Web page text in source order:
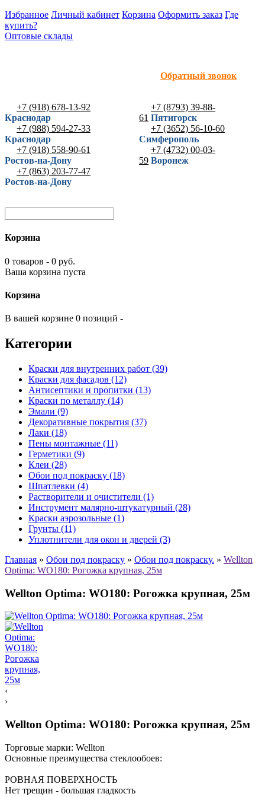
Избранное Личный кабинет Корзина Оформить заказ Где
купить?
Оптовые склады
Обратный звонок
+7 (918) 678-13-92
Краснодар
+7 (988) 594-27-33
Краснодар
+7 (918) 558-90-61
Ростов-на-Дону
+7 (863) 203-77-47
Ростов-на-Дону
+7 (8793) 39-88-
61 Пятигорск
+7 (3652) 56-10-60
Симферополь
+7 (4732) 00-03-
59 Воронеж
Корзина
0 товаров - 0 руб.
Ваша корзина пуста
Корзина
В вашей корзине 0 позиций -
Категории
Краски для внутренних работ (39)
Краски для фасадов (12)
Антисептики и пропитки (13)
Краски по металлу (14)
Эмали (9)
Декоративные покрытия (37)
Лаки (18)
Пены монтажные (11)
Герметики (9)
Клеи (28)
Обои под покраску (18)
Шпатлевки (4)
Растворители и очистители (1)
Инструмент малярно-штукатурный (28)
Краски аэрозольные (1)
Грунты (11)
Уплотнители для окон и дверей (3)
Главная » Обои под покраску » Обои под покраску. » Wellton
Optima: WO180: Рогожка крупная, 25м
Wellton Optima: WO180: Рогожка крупная, 25м
‹
›
Wellton Optima: WO180: Рогожка крупная, 25м
Торговые марки: Wellton
Основные преимущества стеклообоев:
РОВНАЯ ПОВЕРХНОСТЬ
Нет трещин - большая гладкость